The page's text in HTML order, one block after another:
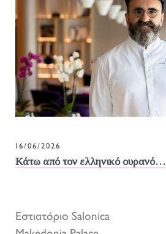
16/06/2026
Κάτω από τον ελληνικό ουρανό…
Εστιατόριο Salonica